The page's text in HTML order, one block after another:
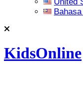
KidsOnline